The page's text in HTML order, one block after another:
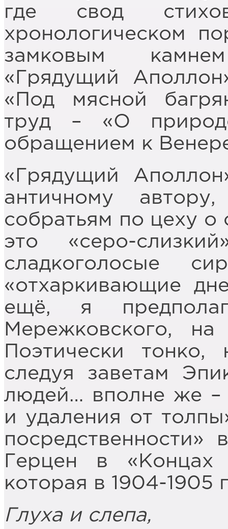
где свод
хронологическом
замковым
«Грядущий
«Под мясной
труд – «О
обращением к
«Грядущий
античному
собратьям по цеху о
это «серо-
сладкоголосые
«отхаркивающие
ещё, я
Мережковского,
Поэтически
следуя заветам
людей… вполне же
и удаления от
Герцен в «Концах
которая в 1904-1905
Глуха и слепа,